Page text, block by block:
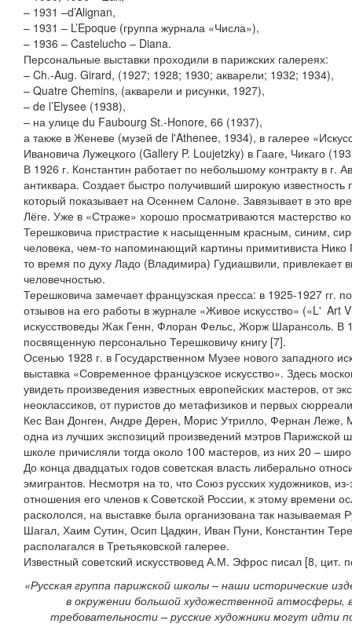
– 1931 –d’Alignan,
– 1931 – L’Epoque (группа журнала «Числа»),
– 1936 – Castelucho – Diana.
Персональные выставки проходили в парижских галереях:
– Ch.-Aug. Girard, (1927; 1928; 1930; акварели; 1932; 1934),
– Quatre Chemins, (акварели и рисунки, 1927),
– de l’Elysee (1938),
– на улице du Faubourg St.-Honore, 66 (1937),
а также в Женеве (музей de l'Athenee, 1934), в галерее
Ивановича Лужецкого (Gallery P. Loujetzky) в Гааге, Чикаго
В 1926 г. Константин работает по небольшому контракту в г.
антиквара. Создает быстро получивший широкую
который показывает на Осеннем Салоне. Завязывает в это
Лёге. Уже в «Страже» хорошо просматриваются мастерство
Терешковича пристрастие к насыщенным красным, синим,
человека, чем-то напоминающий картины примитивиста
то время по духу Ладо (Владимира) Гудиашвили, привлекает
человечностью.
Терешковича замечает французская пресса: в 1925-1927 гг.
отзывов на его работы в журнале «Живое искусство» («L' Art
искусствоведы Жак Генн, Флоран Фельс, Жорж Шарансоль. В
посвященную персонально Терешковичу книгу [7].
Осенью 1928 г. в Государственном Музее нового западного
выставка «Современное французское искусство». Здесь
увидеть произведения известных европейских мастеров, от
неоклассиков, от пуристов до метафизиков и первых
Кес Ван Донген, Андре Дерен, Mорис Утрилло, Фернан Леже,
одна из лучших экспозиций произведений мэтров
школе причисляли тогда около 100 мастеров, из них 20 –
До конца двадцатых годов советская власть либерально
эмигрантов. Несмотря на то, что Союз русских художников,
отношения его членов к Советской России, к этому времени
раскололся, на выставке была организована так называемая
Шагал, Хаим Сутин, Осип Цадкин, Иван Пуни, Константин
располагался в Третьяковской галерее.
Известный советский искусствовед А.М. Эфрос писал [8, цит.
«Русская группа парижской школы – наши исторические
в окружении большой художественной атмосферы,
требовательности – русские художники могут идти